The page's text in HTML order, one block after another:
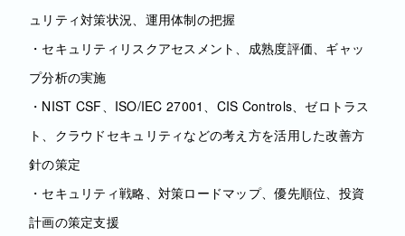
ュリティ対策状況、運用体制の把握
・セキュリティリスクアセスメント、成熟度評価、ギャッ
プ分析の実施
・NIST CSF、ISO/IEC 27001、CIS Controls、ゼロトラス
ト、クラウドセキュリティなどの考え方を活用した改善方
針の策定
・セキュリティ戦略、対策ロードマップ、優先順位、投資
計画の策定支援